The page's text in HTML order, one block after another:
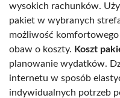
wysokich rachunków.
pakiet w wybranych
możliwość
obaw o koszty. Koszt
planowanie wydatków.
internetu w sposób
indywidualnych potrzeb